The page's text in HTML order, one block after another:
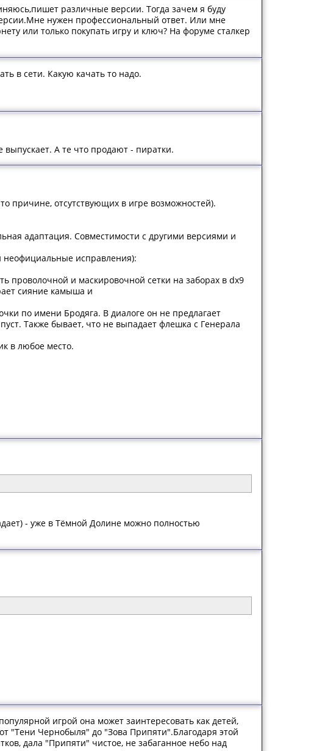
различные версии. Тогда зачем я буду
нужен профессиональный ответ. Или мне
или только покупать игру и ключ? На форуме сталкер
в сети. Какую качать то надо.
выпускает. А те что продают - пиратки.
причине, отсутствующих в игре возможностей).
адаптация. Совместимости с другими версиями и
исправления):
проволочной и маскировочной сетки на заборах в dx9
сияние камыша и
по имени Бродяга. В диалоге он не предлагает
Также бывает, что не выпадает флешка с Генерала
в любое место.
- уже в Тёмной Долине можно полностью
игрой она может заинтересовать как детей,
"Тени Чернобыля" до "Зова Припяти".Благодаря этой
дала "Припяти" чистое, не забаганное небо над